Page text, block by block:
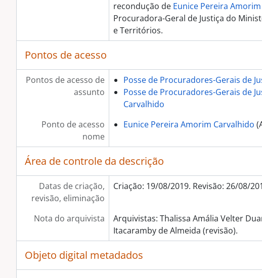
recondução de Eunice Pereira
Procuradora-Geral de Justiça do
e Territórios.
Pontos de acesso
Pontos de acesso de
assunto
Posse de Procuradores-Gerais de
Posse de Procuradores-Gerais de
Carvalhido
Ponto de acesso
nome
Eunice Pereira Amorim Carvalhido
Área de controle da descrição
Datas de criação,
revisão, eliminação
Criação: 19/08/2019. Revisão: 26/08/
Nota do arquivista
Arquivistas: Thalissa Amália Velter
Itacaramby de Almeida (revisão).
Objeto digital metadados